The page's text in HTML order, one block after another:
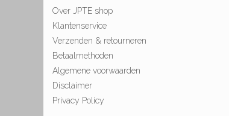
Over JPTE shop
Klantenservice
Verzenden & retourneren
Betaalmethoden
Algemene voorwaarden
Disclaimer
Privacy Policy